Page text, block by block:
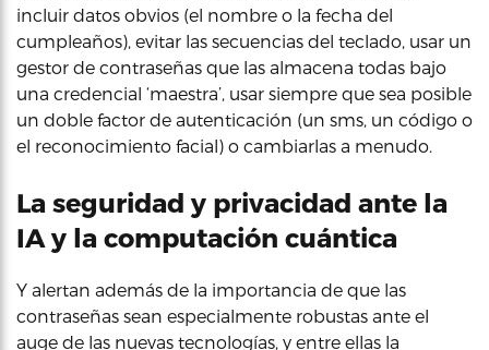
incluir datos obvios (el nombre o la fecha del
cumpleaños), evitar las secuencias del teclado, usar un
gestor de contraseñas que las almacena todas bajo
una credencial ‘maestra’, usar siempre que sea posible
un doble factor de autenticación (un sms, un código o
el reconocimiento facial) o cambiarlas a menudo.
La seguridad y privacidad ante la
IA y la computación cuántica
Y alertan además de la importancia de que las
contraseñas sean especialmente robustas ante el
auge de las nuevas tecnologías, y entre ellas la